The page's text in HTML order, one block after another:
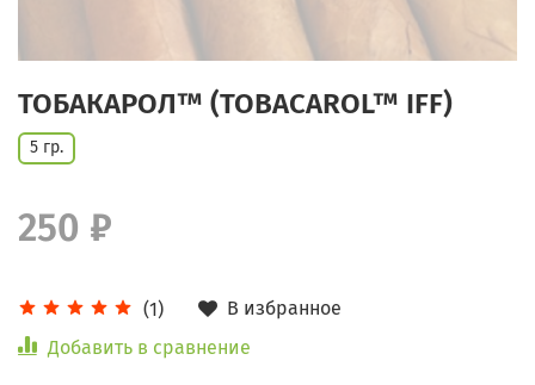
ТОБАКАРОЛ™ (TOBACAROL™ IFF)
(1)
В избранное
Добавить в сравнение
5 гр.
250 ₽